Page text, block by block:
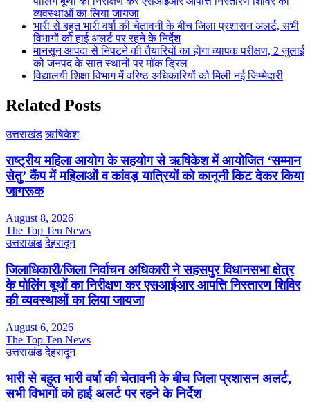
व्यवस्थाओं का लिया जायजा
भारी से बहुत भारी वर्षा की चेतावनी के बीच जिला प्रशासन अलर्ट, सभी
विभागों को हाई अलर्ट पर रहने के निर्देश
मानसून आपदा से निपटने की तैयारियों का होगा व्यापक परीक्षण, 2 जुलाई
को जनपद के सात स्थानों पर मॉक ड्रिल
विद्यालयी शिक्षा विभाग में वरिष्ठ अधिकारियों को मिली नई जिम्मेदारी
Related Posts
उत्तराखंड ऋषिकेश
राष्ट्रीय महिला आयोग के सहयोग से ऋषिकेश में आयोजित ‘सम्मान
सेतु’ कैंप में महिलाओं व कांवड़ यात्रियों को कानूनी किट देकर किया
जागरूक
August 8, 2026
The Top Ten News
उत्तराखंड देहरादून
जिलाधिकारी/जिला निर्वाचन अधिकारी ने सहसपुर विधानसभा क्षेत्र
के पोलिंग बूथों का निरीक्षण कर एसआईआर आपत्ति निस्तारण शिविर
की व्यवस्थाओं का लिया जायजा
August 6, 2026
The Top Ten News
उत्तराखंड देहरादून
भारी से बहुत भारी वर्षा की चेतावनी के बीच जिला प्रशासन अलर्ट,
सभी विभागों को हाई अलर्ट पर रहने के निर्देश